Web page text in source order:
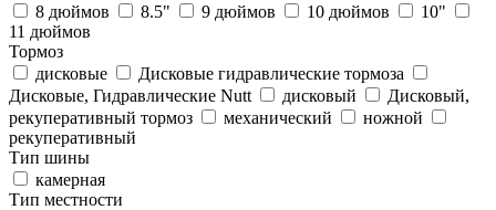
8 дюймов
8.5" 9 дюймов 10 дюймов
10"
11 дюймов
Тормоз
дисковые
Дисковые гидравлические тормоза
Дисковые, Гидравлические Nutt
дисковый
Дисковый,
рекуперативный тормоз
механический
ножной
рекуперативный
Тип шины
камерная
Тип местности